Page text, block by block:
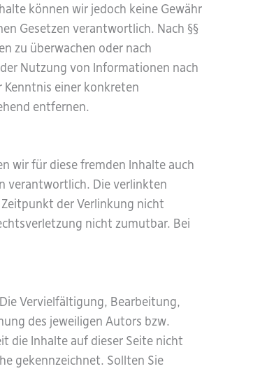
können wir jedoch keine Gewähr
Gesetzen verantwortlich. Nach §§
zu überwachen oder nach
Nutzung von Informationen nach
einer konkreten
entfernen.
wir für diese fremden Inhalte auch
verantwortlich. Die verlinkten
der Verlinkung nicht
nicht zumutbar. Bei
Vervielfältigung, Bearbeitung,
des jeweiligen Autors bzw.
die Inhalte auf dieser Seite nicht
gekennzeichnet. Sollten Sie